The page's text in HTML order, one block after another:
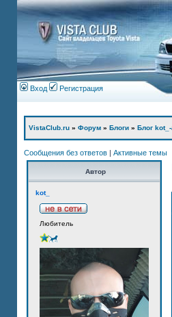
Вход Регистрация
VistaClub.ru » Форум » Блоги » Блог kot_-
Сообщения без ответов | Активные темы
Автор
kot_
Любитель